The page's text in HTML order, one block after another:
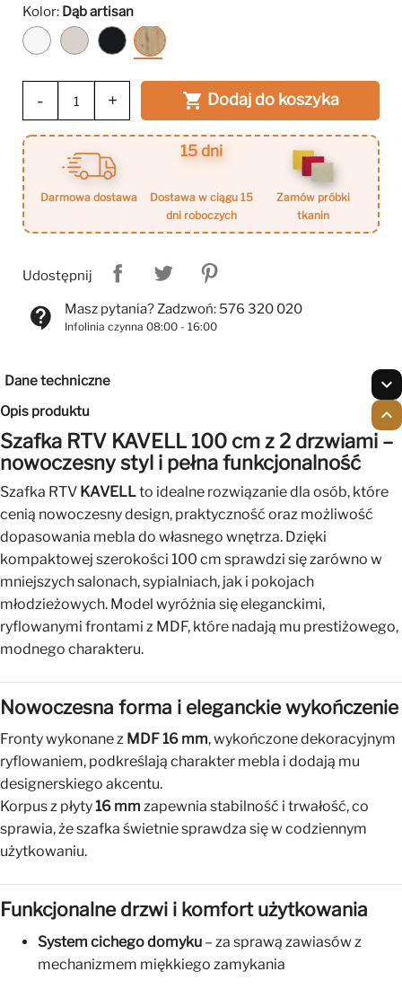
Kolor: Dąb artisan
Biały
mat
KaszmirCzarny
mat
Dąb
artisan
- +  Dodaj do koszyka
darmowa dostawa
15 dni
dostawa w ciągu 15
dni roboczych
zamów próbki
tkanin
Udostępnij
contact_support Masz pytania? Zadzwoń: 576 320 020
Infolinia czynna 08:00 - 16:00
Dane techniczne expand_more
Opis produktu expand_less
Szafka RTV KAVELL 100 cm z 2 drzwiami –
nowoczesny styl i pełna funkcjonalność
Szafka RTV KAVELLto idealne rozwiązanie dla osób, które
cenią nowoczesny design, praktyczność oraz możliwość
dopasowania mebla do własnego wnętrza. Dzięki
kompaktowej szerokości 100 cm sprawdzi się zarówno w
mniejszych salonach, sypialniach, jak i pokojach
młodzieżowych. Model wyróżnia się eleganckimi,
ryflowanymi frontami z MDF, które nadają mu prestiżowego,
modnego charakteru.
Nowoczesna forma i eleganckie wykończenie
Fronty wykonane z MDF 16 mm, wykończone dekoracyjnym
ryflowaniem, podkreślają charakter mebla i dodają mu
designerskiego akcentu.
Korpus z płyty16 mm zapewnia stabilność i trwałość, co
sprawia, że szafka świetnie sprawdza się w codziennym
użytkowaniu.
Funkcjonalne drzwi i komfort użytkowania
System cichego domyku – za sprawą zawiasów z
mechanizmem miękkiego zamykania